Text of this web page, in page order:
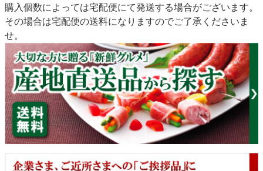
購入個数によっては宅配便にて発送する場合がございます。
その場合は宅配便の送料になりますのでご了承くださいま
せ。